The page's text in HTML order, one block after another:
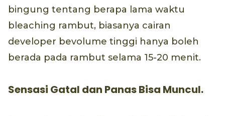
bingung tentang berapa lama waktu
bleaching rambut, biasanya cairan
developer bevolume tinggi hanya boleh
berada pada rambut selama 15-20 menit.
Sensasi Gatal dan Panas Bisa Muncul.